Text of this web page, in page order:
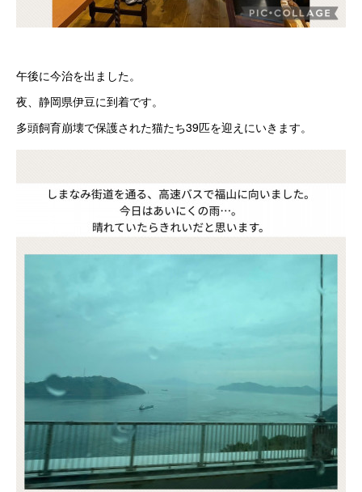
午後に今治を出ました。
夜、静岡県伊豆に到着です。
多頭飼育崩壊で保護された猫たち39匹を迎えにいきます。